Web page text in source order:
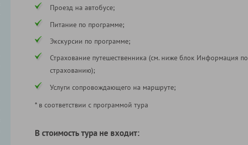
Проезд на автобусе;
Питание по программе;
Экскурсии по программе;
Страхование путешественника (см. ниже блок Информация по
страхованию);
Услуги сопровождающего на маршруте;
* в соответствии с программой тура
В стоимость тура не входит: